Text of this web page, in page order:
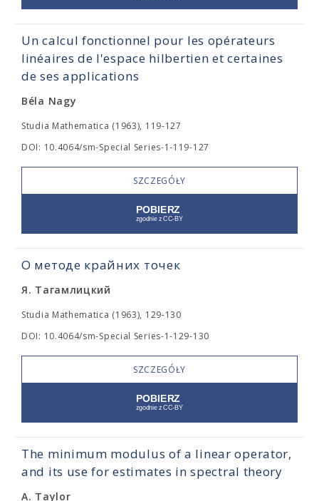
Un calcul fonctionnel pour les opérateurs
linéaires de l'espace hilbertien et certaines
de ses applications
Béla Nagy
Studia Mathematica (1963), 119-127
DOI: 10.4064/sm-Special Series-1-119-127
SZCZEGÓŁY
О методе крайних точек
Я. Тагамлицкий
Studia Mathematica (1963), 129-130
DOI: 10.4064/sm-Special Series-1-129-130
SZCZEGÓŁY
The minimum modulus of a linear operator,
and its use for estimates in spectral theory
A. Taylor